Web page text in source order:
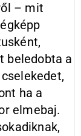
– mit
beledobta a
ha a
elmebaj.